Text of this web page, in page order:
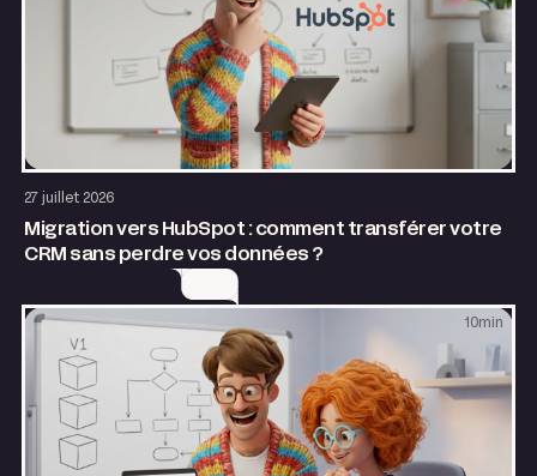
27 juillet 2026
Migration vers HubSpot : comment transférer votre
CRM sans perdre vos données ?
10 min